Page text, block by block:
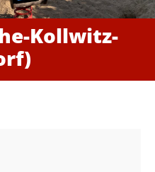
Kollwitz-